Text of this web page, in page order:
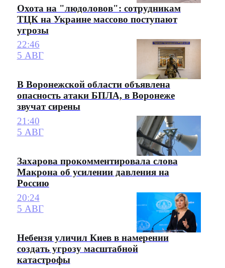
Охота на "людоловов": сотрудникам
ТЦК на Украине массово поступают
угрозы
22:46
5 АВГ
В Воронежской области объявлена
опасность атаки БПЛА, в Воронеже
звучат сирены
21:40
5 АВГ
Захарова прокомментировала слова
Макрона об усилении давления на
Россию
20:24
5 АВГ
Небензя уличил Киев в намерении
создать угрозу масштабной
катастрофы